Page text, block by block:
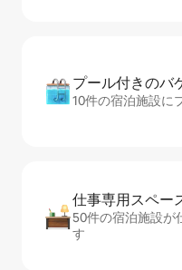
プール付きのバ⁠
10件の宿泊施設に
仕事専用ス⁠ペ⁠ー⁠
50件の宿泊施設が
す